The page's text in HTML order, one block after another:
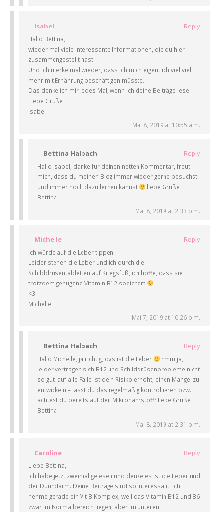
Isabel Reply
Hallo Bettina,
wieder mal viele interessante Informationen, die du hier
zusammengestellt hast.
Und ich merke mal wieder, dass ich mich eigentlich viel viel
mehr mit Ernährung beschäftigen müsste.
Das denke ich mir jedes Mal, wenn ich deine Beiträge lese!
Liebe Grüße
Isabel
Mai 8, 2019 at 10:55 a.m.
Bettina Halbach Reply
Hallo Isabel, danke für deinen netten Kommentar, freut
mich, dass du meinen Blog immer wieder gerne besuchst
und immer noch dazu lernen kannst
liebe Grüße
Bettina
Mai 8, 2019 at 2:33 p.m.
Michelle Reply
Ich würde auf die Leber tippen.
Leider stehen die Leber und ich durch die
Schilddrüsentabletten auf Kriegsfuß, ich hoffe, dass sie
trotzdem genügend Vitamin B12 speichert
<3
Michelle
Mai 7, 2019 at 10:26 p.m.
Bettina Halbach Reply
Hallo Michelle, ja richtig, das ist die Leber
hmm ja,
leider vertragen sich B12 und Schilddrüsenprobleme nicht
so gut, auf alle Fälle ist dein Risiko erhöht, einen Mangel zu
entwickeln – lässt du das regelmäßig kontrollieren bzw.
achtest du bereits auf den Mikronährstoff? liebe Grüße
Bettina
Mai 8, 2019 at 2:31 p.m.
Caroline Reply
Liebe Bettina,
ich habe jetzt zweimal gelesen und denke es ist die Leber und
der Dünndarm. Deine Beiträge sind so interessant. Ich
nehme gerade ein Vit B Komplex, weil das Vitamin B12 und B6
zwar im Normalbereich liegen, aber im unteren.